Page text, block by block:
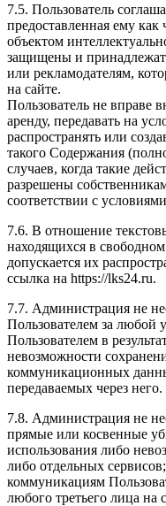
7.5. Пользователь
предоставленная ему как
объектом
защищены и
или рекламодателям,
на сайте.
Пользователь не вправе
аренду, передавать на
распространять или
такого Содержания
случаев, когда такие
разрешены
соответствии с
7.6. В отношение
находящихся в
допускается их
ссылка на https://lks24.ru.
7.7. Администрация не
Пользователем за
Пользователем в
невозможности
коммуникационных
передаваемых через него.
7.8. Администрация не
прямые или косвенные
использования либо
либо отдельных
коммуникациям
любого третьего лица на